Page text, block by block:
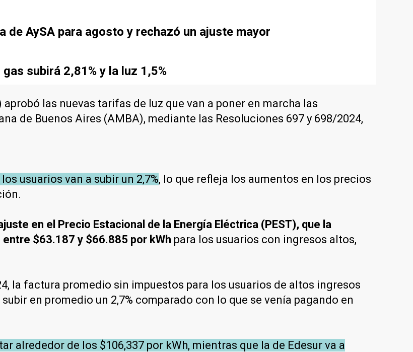
de AySA para agosto y rechazó un ajuste mayor
subirá 2,81% y la luz 1,5%
las nuevas tarifas de luz que van a poner en marcha las
de Buenos Aires (AMBA), mediante las Resoluciones 697 y 698/2024,
usuarios van a subir un 2,7%, lo que refleja los aumentos en los precios
en el Precio Estacional de la Energía Eléctrica (PEST), que la
$63.187 y $66.885 por kWh para los usuarios con ingresos altos,
la factura promedio sin impuestos para los usuarios de altos ingresos
en promedio un 2,7% comparado con lo que se venía pagando en
alrededor de los $106,337 por kWh, mientras que la de Edesur va a